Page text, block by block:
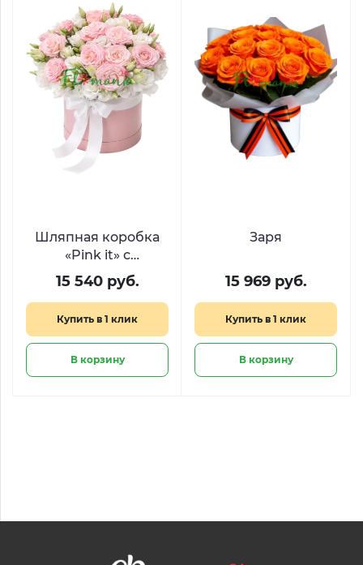
Шляпная коробка
«Pink it» с
пионовидной розой
и эустомой
15 540 руб.
Купить в 1 клик
В корзину
Заря
15 969 руб.
Купить в 1 клик
В корзину